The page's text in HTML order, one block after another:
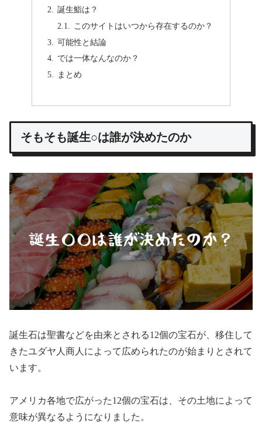
誕生鮨は？
このサイトはいつから存在するのか？
可能性と結論
では一体なんなのか？
まとめ
そもそも誕生○は誰が決めたのか
誕生石は聖書などを由来とされる12個の宝石が、移住して
きたユダヤ人商人によって広められたのが始まりとされて
います。
アメリカ各地で広がった12個の宝石は、その土地によって
意味が異なるようになりました。